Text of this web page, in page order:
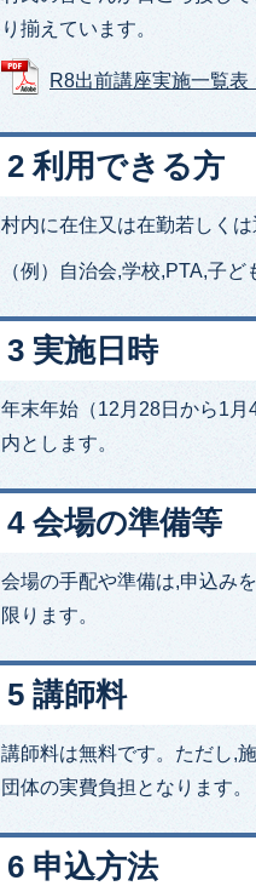
り揃えています。
R8出前講座実施一覧
2 利用できる方
村内に在住又は在勤若しく
（例）自治会,学校,PTA,子
3 実施日時
年末年始（12月28日から1
内とします。
4 会場の準備等
会場の手配や準備は,申込み
限ります。
5 講師料
講師料は無料です。ただし,
団体の実費負担となります。
6 申込方法